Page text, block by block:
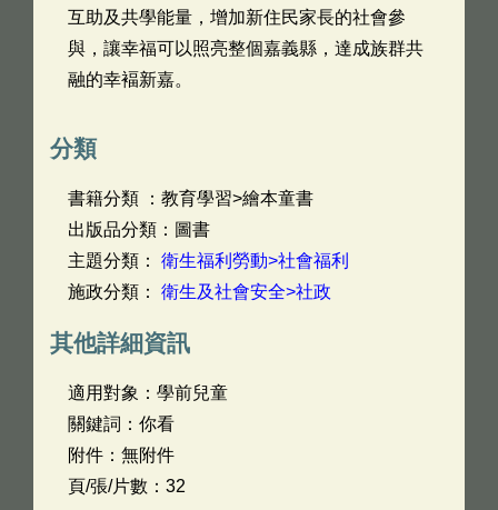
互助及共學能量，增加新住民家長的社會參
與，讓幸福可以照亮整個嘉義縣，達成族群共
融的幸褔新嘉。
分類
書籍分類 ：教育學習>繪本童書
出版品分類：圖書
主題分類： 衛生福利勞動>社會福利
施政分類： 衛生及社會安全>社政
其他詳細資訊
適用對象：學前兒童
關鍵詞：你看
附件：無附件
頁/張/片數：32